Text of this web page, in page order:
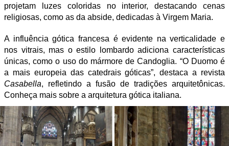
projetam luzes coloridas no interior, destacando cenas
religiosas, como as da abside, dedicadas à Virgem Maria.
A influência gótica francesa é evidente na verticalidade e
nos vitrais, mas o estilo lombardo adiciona características
únicas, como o uso do mármore de Candoglia. “O Duomo é
a mais europeia das catedrais góticas”, destaca a revista
Casabella, refletindo a fusão de tradições arquitetônicas.
Conheça mais sobre a arquitetura gótica italiana.